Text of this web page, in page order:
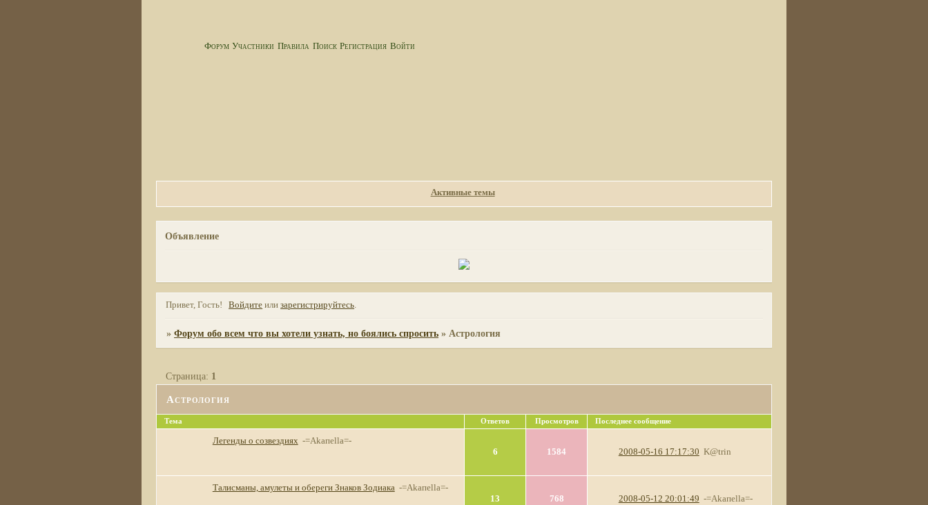
Форум Участники Правила Поиск Регистрация Войти
Активные темы
Объявление
Привет, Гость! Войдите илизарегистрируйтесь.
»Форум обо всем что вы хотели узнать, но боялись спросить » Астрология
Астрология
Страница: 1
Тема Ответов Просмотров Последнее сообщение
Легенды о созвездиях -=Akaпella=-
6
1584 2008-05-16 17:17:30 K@trin
Талисманы, амулеты и обереги Знаков Зодиака -=Akaпella=-
13
768 2008-05-12 20:01:49 -=Akaпella=-